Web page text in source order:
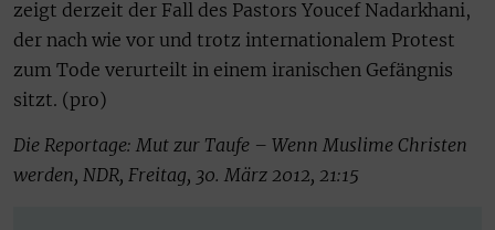
zeigt derzeit der Fall des Pastors Youcef Nadarkhani,
der nach wie vor und trotz internationalem Protest
zum Tode verurteilt in einem iranischen Gefängnis
sitzt. (pro)
Die Reportage: Mut zur Taufe – Wenn Muslime Christen
werden, NDR, Freitag, 30. März 2012, 21:15